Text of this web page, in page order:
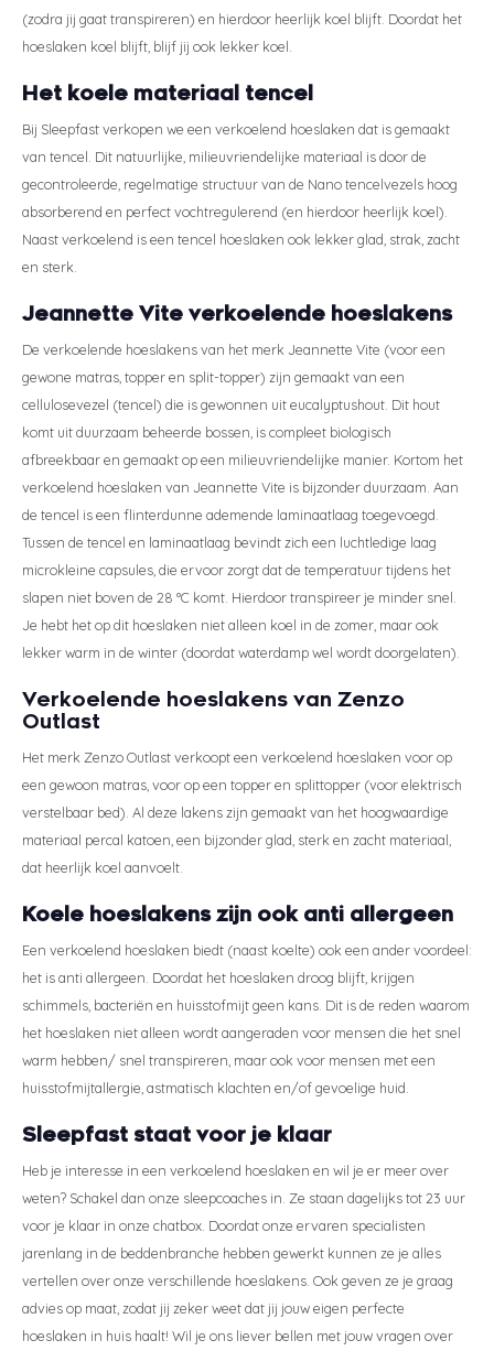
(zodra jij gaat transpireren) en hierdoor heerlijk koel blijft. Doordat het
hoeslaken koel blijft, blijf jij ook lekker koel.
Het koele materiaal tencel
Bij Sleepfast verkopen we een verkoelend hoeslaken dat is gemaakt
van tencel. Dit natuurlijke, milieuvriendelijke materiaal is door de
gecontroleerde, regelmatige structuur van de Nano tencelvezels hoog
absorberend en perfect vochtregulerend (en hierdoor heerlijk koel).
Naast verkoelend is een tencel hoeslaken ook lekker glad, strak, zacht
en sterk.
Jeannette Vite verkoelende hoeslakens
De verkoelende hoeslakens van het merk Jeannette Vite (voor een
gewone matras, topper en split-topper) zijn gemaakt van een
cellulosevezel (tencel) die is gewonnen uit eucalyptushout. Dit hout
komt uit duurzaam beheerde bossen, is compleet biologisch
afbreekbaar en gemaakt op een milieuvriendelijke manier. Kortom het
verkoelend hoeslaken van Jeannette Vite is bijzonder duurzaam. Aan
de tencel is een flinterdunne ademende laminaatlaag toegevoegd.
Tussen de tencel en laminaatlaag bevindt zich een luchtledige laag
microkleine capsules, die ervoor zorgt dat de temperatuur tijdens het
slapen niet boven de 28 °C komt. Hierdoor transpireer je minder snel.
Je hebt het op dit hoeslaken niet alleen koel in de zomer, maar ook
lekker warm in de winter (doordat waterdamp wel wordt doorgelaten).
Verkoelende hoeslakens van Zenzo
Outlast
Het merk Zenzo Outlast verkoopt een verkoelend hoeslaken voor op
een gewoon matras, voor op een topper en splittopper (voor elektrisch
verstelbaar bed). Al deze lakens zijn gemaakt van het hoogwaardige
materiaal percal katoen, een bijzonder glad, sterk en zacht materiaal,
dat heerlijk koel aanvoelt.
Koele hoeslakens zijn ook anti allergeen
Een verkoelend hoeslaken biedt (naast koelte) ook een ander voordeel:
het is anti allergeen. Doordat het hoeslaken droog blijft, krijgen
schimmels, bacteriën en huisstofmijt geen kans. Dit is de reden waarom
het hoeslaken niet alleen wordt aangeraden voor mensen die het snel
warm hebben/ snel transpireren, maar ook voor mensen met een
huisstofmijtallergie, astmatisch klachten en/of gevoelige huid.
Sleepfast staat voor je klaar
Heb je interesse in een verkoelend hoeslaken en wil je er meer over
weten? Schakel dan onze sleepcoaches in. Ze staan dagelijks tot 23 uur
voor je klaar in onze chatbox. Doordat onze ervaren specialisten
jarenlang in de beddenbranche hebben gewerkt kunnen ze je alles
vertellen over onze verschillende hoeslakens. Ook geven ze je graag
advies op maat, zodat jij zeker weet dat jij jouw eigen perfecte
hoeslaken in huis haalt! Wil je ons liever bellen met jouw vragen over